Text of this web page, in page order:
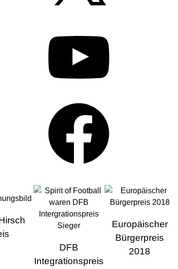
DFB
Integrationspreis
Europäischer
Bürgerpreis
2018